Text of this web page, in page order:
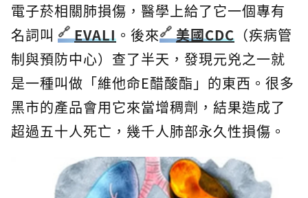
電子菸相關肺損傷，醫學上給了它一個專有
名詞叫
EVALI 。後來 美國CDC （疾病管
制與預防中心）查了半天，發現元兇之一就
是一種叫做「維他命E醋酸酯」的東西。很多
黑市的產品會用它來當增稠劑，結果造成了
超過五十人死亡，幾千人肺部永久性損傷。